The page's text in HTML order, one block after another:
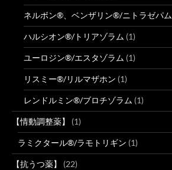
ネルボン®、ベンザリン®/ニトラゼパム
ハルシオン®/トリアゾラム (1)
ユーロジン®/エスタゾラム (1)
リスミー®/リルマザホン (1)
レンドルミン®/ブロチゾラム (1)
【情動調整薬】 (1)
ラミクタール®/ラモトリギン (1)
【抗うつ薬】 (22)